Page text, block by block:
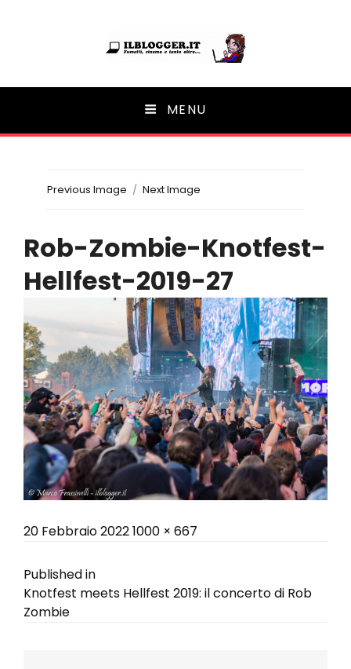
Ilblogger.it
Il portalino di blog | MENU
Previous Image Next Image
Rob-Zombie-Knotfest-
Hellfest-2019-27
Posted
20 Febbraio 2022Full
1000 × 667
Navigazione
articoli
Published in
Knotfest meets Hellfest 2019: il concerto di Rob
Zombie